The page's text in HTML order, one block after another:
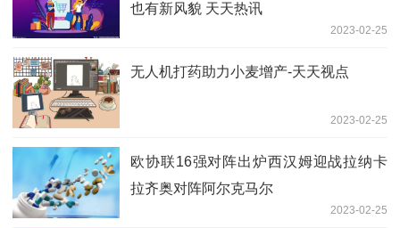
也有新风貌 天天热讯
2023-02-25
无人机打药助力小麦增产-天天视点
2023-02-25
欧协联16强对阵出炉西汉姆迎战拉纳卡
拉齐奥对阵阿尔克马尔
2023-02-25